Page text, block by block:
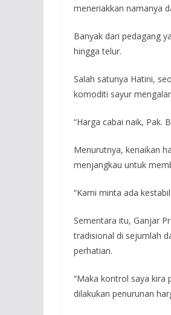
meneriakkan namanya
Banyak dari pedagang
hingga telur.
Salah satunya Hatini,
komoditi sayur
“Harga cabai naik, Pak.
Menurutnya, kenaikan
menjangkau untuk
“Kami minta ada
Sementara itu, Ganjar
tradisional di sejumlah
perhatian.
“Maka kontrol saya kira
dilakukan penurunan